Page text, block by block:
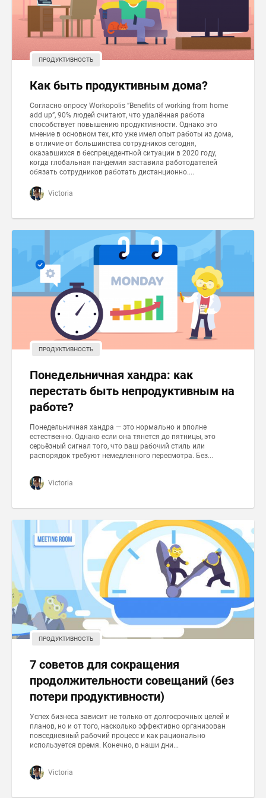
ПРОДУКТИВНОСТЬ
Как быть продуктивным дома?
Согласно опросу Workopolis “Benefits of working from home
add up”, 90% людей считают, что удалённая работа
способствует повышению продуктивности. Однако это
мнение в основном тех, кто уже имел опыт работы из дома,
в отличие от большинства сотрудников сегодня,
оказавшихся в беспрецедентной ситуации в 2020 году,
когда глобальная пандемия заставила работодателей
обязать сотрудников работать дистанционно....
Victoria
ПРОДУКТИВНОСТЬ
Понедельничная хандра: как
перестать быть непродуктивным на
работе?
Понедельничная хандра — это нормально и вполне
естественно. Однако если она тянется до пятницы, это
серьёзный сигнал того, что ваш рабочий стиль или
распорядок требуют немедленного пересмотра. Без...
Victoria
ПРОДУКТИВНОСТЬ
7 советов для сокращения
продолжительности совещаний (без
потери продуктивности)
Успех бизнеса зависит не только от долгосрочных целей и
планов, но и от того, насколько эффективно организован
повседневный рабочий процесс и как рационально
используется время. Конечно, в наши дни...
Victoria